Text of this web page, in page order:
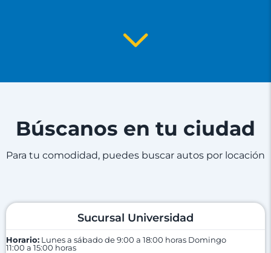
Búscanos en tu ciudad
Para tu comodidad, puedes buscar autos por locación
Sucursal Universidad
Horario: Lunes a sábado de 9:00 a 18:00 horas Domingo
11:00 a 15:00 horas